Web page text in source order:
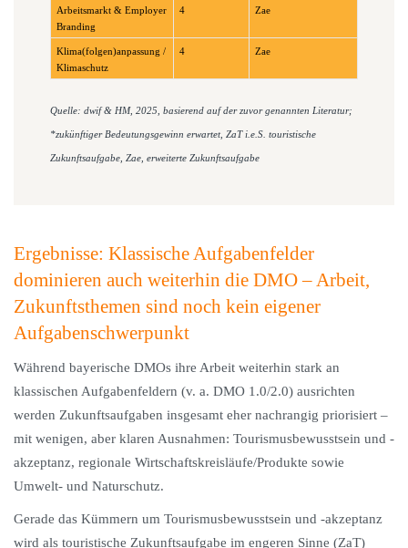
Arbeitsmarkt & Employer
Branding
4 Zae
Klima(folgen)anpassung /
Klimaschutz
4 Zae
Quelle: dwif & HM, 2025, basierend auf der zuvor genannten Literatur;
*zukünftiger Bedeutungsgewinn erwartet, ZaT i.e.S. touristische
Zukunftsaufgabe, Zae, erweiterte Zukunftsaufgabe
Ergebnisse: Klassische Aufgabenfelder
dominieren auch weiterhin die DMO – Arbeit,
Zukunftsthemen sind noch kein eigener
Aufgabenschwerpunkt
Während bayerische DMOs ihre Arbeit weiterhin stark an
klassischen Aufgabenfeldern (v. a. DMO 1.0/2.0) ausrichten
werden Zukunftsaufgaben insgesamt eher nachrangig priorisiert –
mit wenigen, aber klaren Ausnahmen: Tourismusbewusstsein und -
akzeptanz, regionale Wirtschaftskreisläufe/Produkte sowie
Umwelt- und Naturschutz.
Gerade das Kümmern um Tourismusbewusstsein und -akzeptanz
wird als touristische Zukunftsaufgabe im engeren Sinne (ZaT)